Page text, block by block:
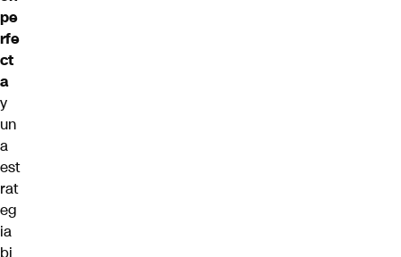
pe
rfe
ct
a
y
un
a
est
rat
eg
ia
bi